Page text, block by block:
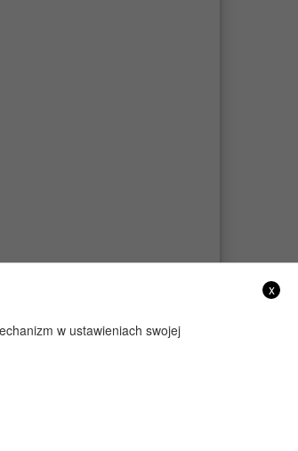
x
w ustawieniach swojej